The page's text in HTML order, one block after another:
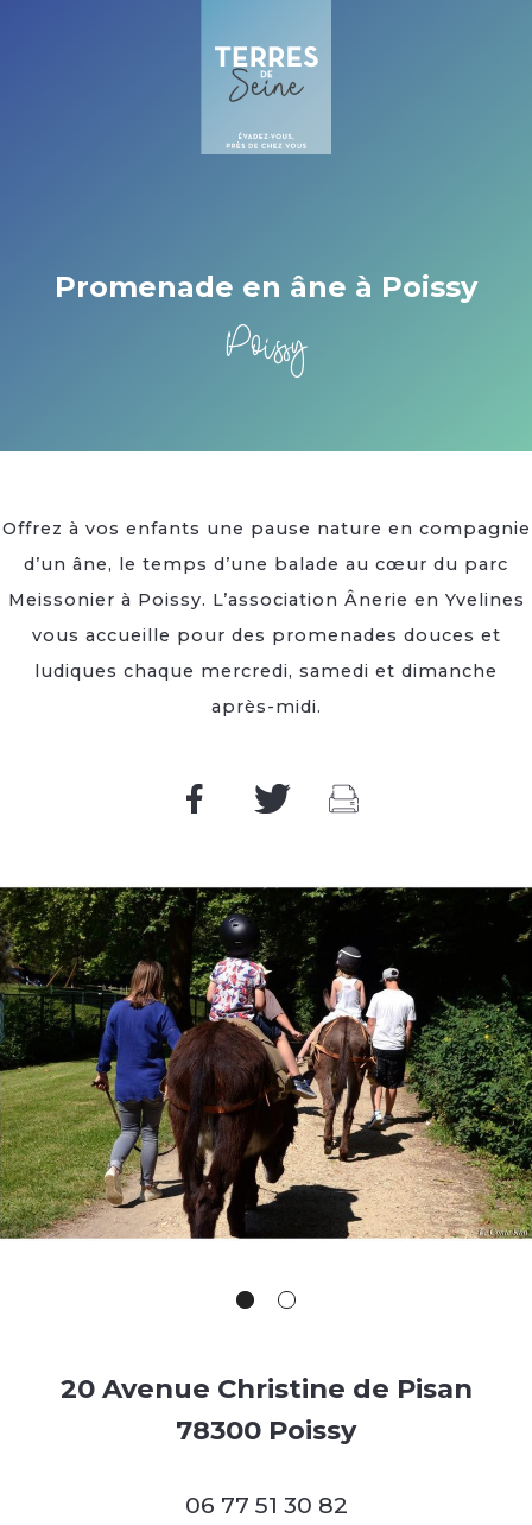
Promenade en âne à Poissy
Poissy
Offrez à vos enfants une pause nature en compagnie
d’un âne, le temps d’une balade au cœur du parc
Meissonier à Poissy. L’association Ânerie en Yvelines
vous accueille pour des promenades douces et
ludiques chaque mercredi, samedi et dimanche
après-midi.
20 Avenue Christine de Pisan
78300 Poissy
06 77 51 30 82